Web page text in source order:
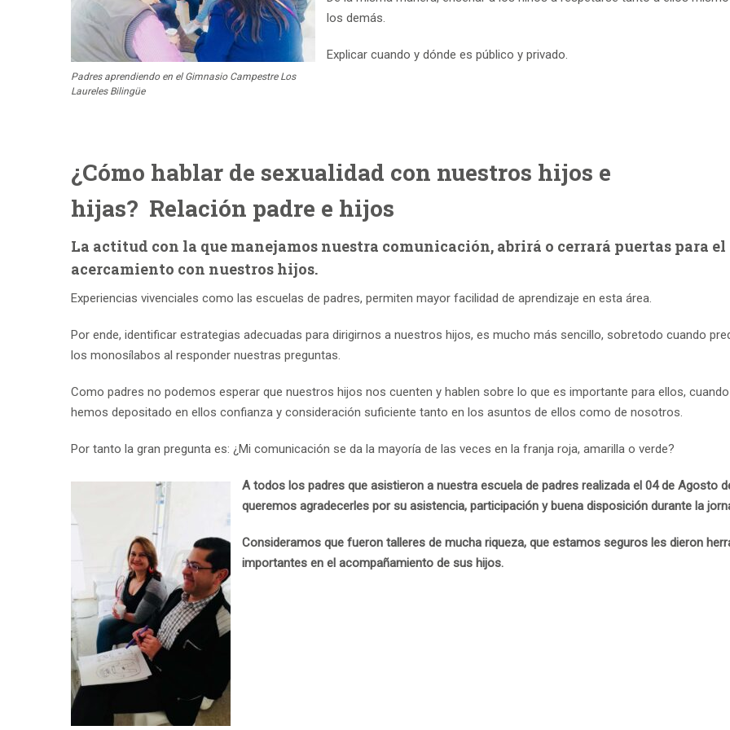
Padres aprendiendo en el Gimnasio Campestre Los
Laureles Bilingüe
los demás.
Explicar cuando y dónde es público y privado.
¿Cómo hablar de sexualidad con nuestros hijos e
hijas? Relación padre e hijos
La actitud con la que manejamos nuestra comunicación, abrirá o cerrará puertas para el
acercamiento con nuestros hijos.
Experiencias vivenciales como las escuelas de padres, permiten mayor facilidad de aprendizaje en esta área.
Por ende, identificar estrategias adecuadas para dirigirnos a nuestros hijos, es mucho más sencillo, sobretodo cuando
los monosílabos al responder nuestras preguntas.
Como padres no podemos esperar que nuestros hijos nos cuenten y hablen sobre lo que es importante para ellos,
hemos depositado en ellos confianza y consideración suficiente tanto en los asuntos de ellos como de nosotros.
Por tanto la gran pregunta es: ¿Mi comunicación se da la mayoría de las veces en la franja roja, amarilla o verde?
A todos los padres que asistieron a nuestra escuela de padres realizada el 04 de Agosto
queremos agradecerles por su asistencia, participación y buena disposición durante la
Consideramos que fueron talleres de mucha riqueza, que estamos seguros les dieron
importantes en el acompañamiento de sus hijos.